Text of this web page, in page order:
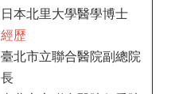
日本北里大學醫學博士
經歷
臺北市立聯合醫院副總院
長